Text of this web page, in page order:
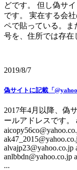
どです。 但し偽サ
です。 実在する会
ペで貼っている。ま
号を、住所では存在
2019/8/7
偽サイトに記載「
2017年4月以降、偽
ールアドレスです。
alvajp23@yahoo.co.jp
anlbbdn@yahoo.co.jp
...